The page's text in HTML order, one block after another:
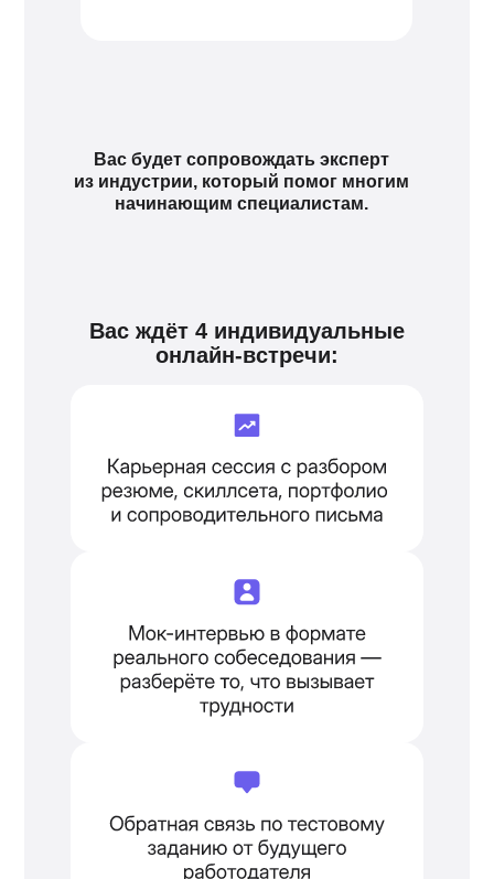
Вас будет сопровождать эксперт
из индустрии, который помог многим
начинающим специалистам.
Вас ждёт 4 индивидуальные
онлайн-встречи: